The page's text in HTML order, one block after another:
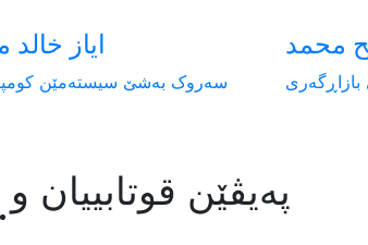
محمد ایاز
سەروک بەشێ سیستەمێن
پەیڤێن قوتابییان